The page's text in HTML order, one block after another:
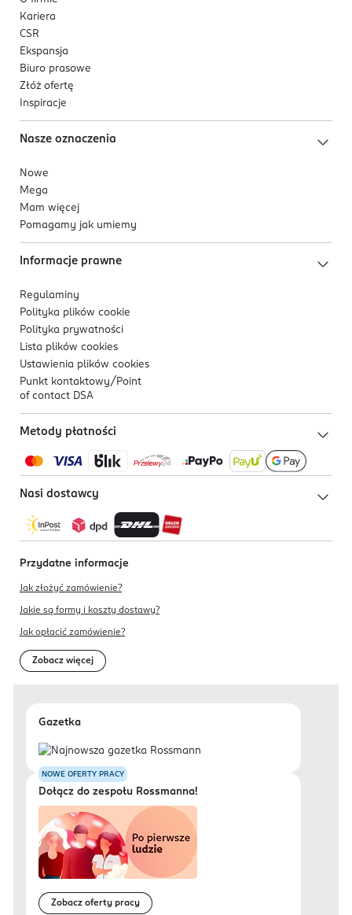
Kariera
CSR
Ekspansja
Biuro prasowe
Złóż ofertę
Inspiracje
Nasze oznaczenia
Nowe
Mega
Mam więcej
Pomagamy jak umiemy
Informacje prawne
Regulaminy
Polityka plików cookie
Polityka prywatności
Lista plików cookies
Ustawienia plików cookies
Punkt kontaktowy/ Point
of contact DSA
Metody płatności
Nasi dostawcy
Przydatne informacje
Jak złożyć zamówienie?
Jakie są formy i koszty dostawy?
Jak opłacić zamówienie?
Zobacz więcej
Gazetka
NOWE OFERTY PRACY
Dołącz do zespołu Rossmanna!
Zobacz oferty pracy